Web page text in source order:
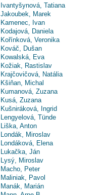
Ivantyšynová, Tatiana
Jakoubek, Marek
Kamenec, Ivan
Kodajová, Daniela
Kořínková, Veronika
Kováč, Dušan
Kowalská, Eva
Kožiak, Rastislav
Krajčovičová, Natália
Kšiňan, Michal
Kumanová, Zuzana
Kusá, Zuzana
Kušniráková, Ingrid
Lengyelová, Tünde
Liška, Anton
Londák, Miroslav
Londáková, Elena
Lukačka, Ján
Lysý, Miroslav
Macho, Peter
Maliniak, Pavol
Manák, Marián